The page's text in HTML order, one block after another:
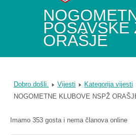
POSAVSKE
ORAŠJE
Dobro došli. Vijesti Kategorija vijesti
NOGOMETNE KLUBOVE NSPŽ
Imamo 353 gosta i nema članova online